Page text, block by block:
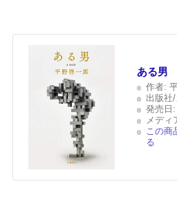
ある男
作者:
出版社
発売日:
メディ
この商
る